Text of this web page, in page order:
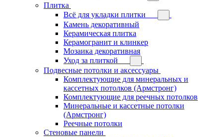
Плитка
Всё для укладки плитки
Камень декоративный
Керамическая плитка
Керамогранит и клинкер
Мозаика декоративная
Уход за плиткой
Подвесные потолки и аксессуары
Комплектующие для минеральных и
кассетных потолков (Армстронг)
Комплектующие для реечных потолков
Минеральные и кассетные потолки
(Армстронг)
Реечные потолки
Стеновые панели